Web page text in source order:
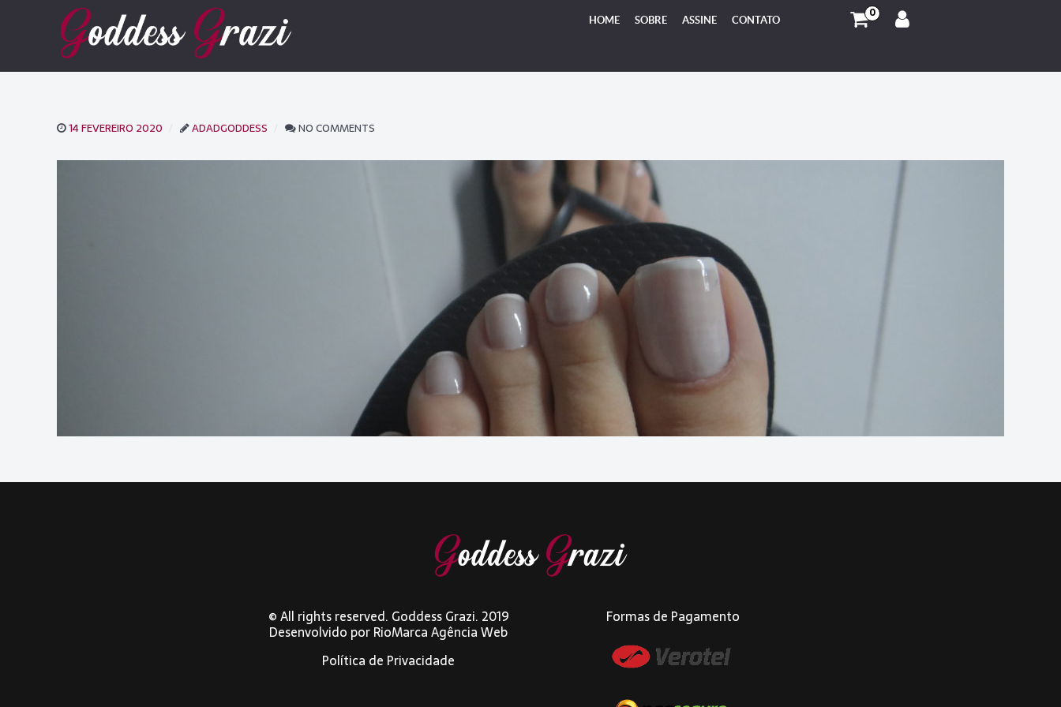
HOME SOBRE ASSINE CONTATO 0
14 FEVEREIRO 2020 ADADGODDESS NO COMMENTS
© All rights reserved. Goddess Grazi. 2019
Desenvolvido porRioMarca Agência Web
Política de Privacidade
Formas de Pagamento